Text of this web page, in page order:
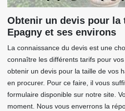
Obtenir un devis pour la
Epagny et ses environs
La connaissance du devis est une
connaître les différents tarifs pour
obtenir un devis pour la taille de vos
en procurer. Pour ce faire, il vous
formulaire disponible sur notre site.
moment. Nous vous enverrons la